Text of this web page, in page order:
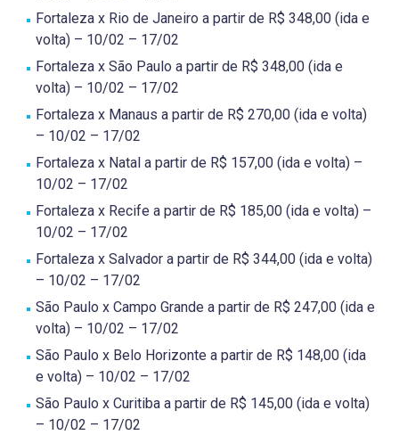
Fortaleza x Rio de Janeiro a partir de R$ 348,00 (ida e
volta) – 10/02 – 17/02
Fortaleza x São Paulo a partir de R$ 348,00 (ida e
volta) – 10/02 – 17/02
Fortaleza x Manaus a partir de R$ 270,00 (ida e volta)
– 10/02 – 17/02
Fortaleza x Natal a partir de R$ 157,00 (ida e volta) –
10/02 – 17/02
Fortaleza x Recife a partir de R$ 185,00 (ida e volta) –
10/02 – 17/02
Fortaleza x Salvador a partir de R$ 344,00 (ida e volta)
– 10/02 – 17/02
São Paulo x Campo Grande a partir de R$ 247,00 (ida e
volta) – 10/02 – 17/02
São Paulo x Belo Horizonte a partir de R$ 148,00 (ida
e volta) – 10/02 – 17/02
São Paulo x Curitiba a partir de R$ 145,00 (ida e volta)
– 10/02 – 17/02